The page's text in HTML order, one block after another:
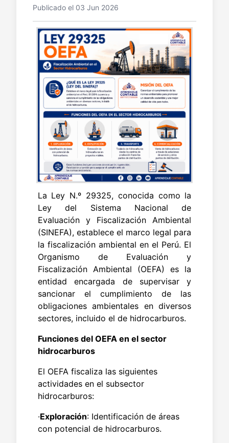
Publicado el 03 Jun 2026
La Ley N.º 29325, conocida como la
Ley del Sistema Nacional de
Evaluación y Fiscalización Ambiental
(SINEFA), establece el marco legal para
la fiscalización ambiental en el Perú. El
Organismo de Evaluación y
Fiscalización Ambiental (OEFA) es la
entidad encargada de supervisar y
sancionar el cumplimiento de las
obligaciones ambientales en diversos
sectores, incluido el de hidrocarburos.
Funciones del OEFA en el sector
hidrocarburos
El OEFA fiscaliza las siguientes
actividades en el subsector
hidrocarburos:
·Exploración: Identificación de áreas
con potencial de hidrocarburos.